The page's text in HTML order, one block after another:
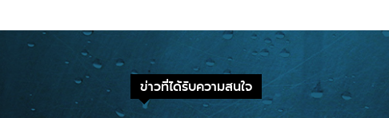
ข่าวที่ได้รับความสนใจ